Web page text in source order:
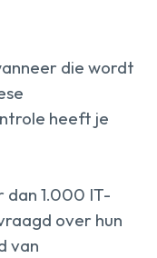
die wordt
heeft je
1.000 IT-
over hun
van